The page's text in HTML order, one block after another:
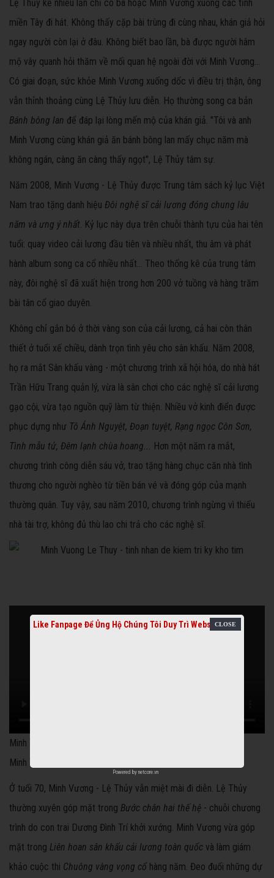
Lệ Thủy kể nhiều lần chỉ có bà hoặc Minh Vương xuống các tỉnh
miền Tây đi hát. Không thấy cặp bài trùng đi cùng nhau, khán giả hỏi
ngay người còn lại ở đâu. Không biết bao lần, bà được người hâm
mộ vây quanh hỏi thăm về mối quan hệ ngoài đời với Minh Vương...
Có giai đoạn, sức khỏe Minh Vương xuống dốc vì điều trị thận, ông
vẫn thỉnh thoảng cùng Lệ Thủy lưu diễn. Họ thường song ca bản
Bánh bông lan để đáp lại lòng mến mộ của khán giả. "Tôi và anh
Minh Vương cùng khán giả ăn bánh bông lan mấy chục năm mà
không ngán, càng ăn càng thấy ngọt", Lệ Thủy tâm sự.
Năm 2008, Minh Vương - Lệ Thủy được Trung tâm sách kỷ lục Việt
Nam trao tặng danh hiệu Đôi nghệ sĩ cải lương đóng chung lâu
năm và ưng ý nhất. Kỷ lục này dựa trên chuỗi thành tựu của hai tên
tuổi: quay video cải lương đầu tiên và nhiều nhất, thu âm và phát
hành album song ca cổ nhiều nhất... Theo thống kê của trung tâm
này, đôi nghệ sĩ đã xuất hiện trong hơn 200 vở tuồng và hàng trăm
bài tân cổ giao duyên.
Không chỉ gắn bó ở thời vàng son của cải lương, cả hai còn thân
thiết ở tuổi xế chiều, dành trọn tình yêu cho sân khấu. Năm 2008,
họ ra mắt Sân khấu vàng - một chương trình xã hội hóa, do nhà hát
Trần Hữu Trang quản lý, vừa là sân chơi cho các nghệ sĩ cải lương
gạo cội, vừa tạo nguồn quỹ làm từ thiện. Nhiều vở kinh điển được
phục dựng như Tô Ánh Nguyệt, Đoạn tuyệt, Rạng ngọc Côn Sơn,
Tình mẫu tử, Đêm lạnh chùa hoang... Hơn một năm ra mắt,
chương trình công diễn sáu vở, trao tặng hàng chục căn nhà tình
thương cho người nghèo từ tiền bán vé và đóng góp của mạnh
thường quân. Tuy vậy, sau năm 2010, chương trình ngừng vì thiếu
nhà tài trợ, không đủ thù lao chi trả cho các nghệ sĩ.
Minh Vương, Lệ Thủy trong trích đoạn 'Tô Ánh Nguyệt'
Minh Vương, Lệ Thủy trong trích đoạn 'Tô Ánh Nguyệt'.
Ở tuổi 70, Minh Vương - Lệ Thủy vẫn miệt mài đi diễn. Lệ Thủy
thường xuyên góp mặt trong Bước chân hai thế hệ - chuỗi chương
trình do con trai Dương Đình Trí khởi xướng. Minh Vương vừa góp
mặt trong Liên hoan sân khấu cải lương toàn quốc và làm giám
khảo cuộc thi Chuông vàng vọng cổ hàng năm. Đeo đuổi những dự
Like Fanpage Để Ủng Hộ Chúng Tôi Duy Trì Website
Powered by netcore.vn